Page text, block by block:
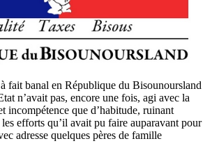
fait banal en République du Bisounoursland
n’avait pas, encore une fois, agi avec la
incompétence que d’habitude, ruinant
efforts qu’il avait pu faire auparavant pour
adresse quelques pères de famille